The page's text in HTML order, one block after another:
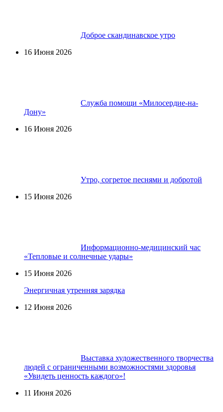
Доброе скандинавское утро
16 Июня 2026
Служба помощи «Милосердие-на-
Дону»
16 Июня 2026
Утро, согретое песнями и добротой
15 Июня 2026
Информационно-медицинский час
«Тепловые и солнечные удары»
15 Июня 2026
Энергичная утренняя зарядка
12 Июня 2026
Выставка художественного творчества
людей с ограниченными возможностями здоровья
«Увидеть ценность каждого»!
11 Июня 2026